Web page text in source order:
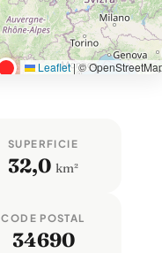
Leaflet|©
SUPERFICIE
32,0 km²
CODE POSTAL
34690